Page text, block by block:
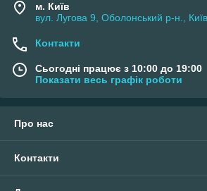
м. Київ
вул. Лугова 9, Оболонський р-н.,
Контакти
Сьогодні працює з 10:00 до 19:00
Показати весь графік роботи
Про нас
Контакти